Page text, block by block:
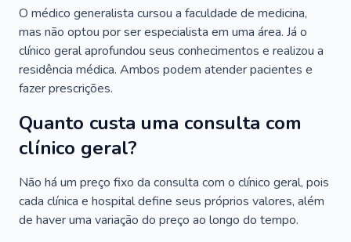
O médico generalista cursou a faculdade de medicina,
mas não optou por ser especialista em uma área. Já o
clínico geral aprofundou seus conhecimentos e realizou a
residência médica. Ambos podem atender pacientes e
fazer prescrições.
Quanto custa uma consulta com
clínico geral?
Não há um preço fixo da consulta com o clínico geral, pois
cada clínica e hospital define seus próprios valores, além
de haver uma variação do preço ao longo do tempo.